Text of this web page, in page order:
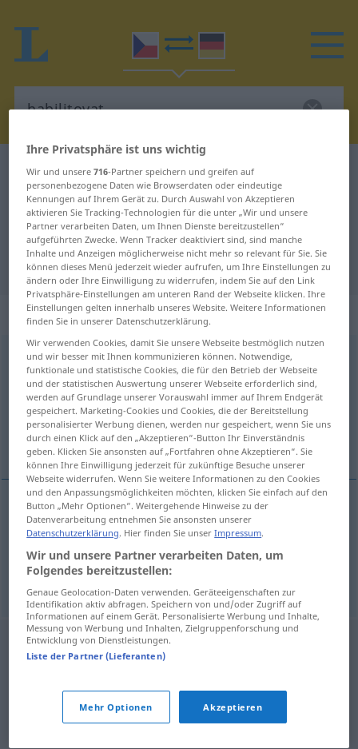
Tschechisch-Deutsch Wörterbuch habilitovat
Tschechisch-Deutsch Übersetzung
für "habilitovat"
"habilitovat" Deutsch Übersetzung
„habilitovat“
habilitovat <(im)pf;-tuji>
Übersicht aller Übersetzungen
(Für mehr Details die Übersetzung anklicken/antippen)
sich habilitieren
Beispiele
habilitovat se
sichhabilitieren
Ihre Privatsphäre ist uns wichtig
Wir und unsere716-Partner speichern und greifen auf
personenbezogene Daten wie Browserdaten oder eindeutige
Kennungen auf Ihrem Gerät zu. Durch Auswahl von Akzeptieren
aktivieren Sie Tracking-Technologien für die unter „Wir und unsere
Partner verarbeiten Daten, um Ihnen Dienste bereitzustellen“
aufgeführten Zwecke. Wenn Tracker deaktiviert sind, sind manche
Inhalte und Anzeigen möglicherweise nicht mehr so relevant für Sie. Sie
können dieses Menü jederzeit wieder aufrufen, um Ihre Einstellungen zu
ändern oder Ihre Einwilligung zu widerrufen, indem Sie auf den Link
Privatsphäre-Einstellungen am unteren Rand der Webseite klicken. Ihre
Einstellungen gelten innerhalb unseres Website. Weitere Informationen
finden Sie in unserer Datenschutzerklärung.
Wir verwenden Cookies, damit Sie unsere Webseite bestmöglich nutzen
und wir besser mit Ihnen kommunizieren können. Notwendige,
funktionale und statistische Cookies, die für den Betrieb der Webseite
und der statistischen Auswertung unserer Webseite erforderlich sind,
werden auf Grundlage unserer Vorauswahl immer auf Ihrem Endgerät
gespeichert. Marketing-Cookies und Cookies, die der Bereitstellung
personalisierter Werbung dienen, werden nur gespeichert, wenn Sie uns
durch einen Klick auf den „Akzeptieren“-Button Ihr Einverständnis
geben. Klicken Sie ansonsten auf „Fortfahren ohne Akzeptieren“. Sie
können Ihre Einwilligung jederzeit für zukünftige Besuche unserer
Webseite widerrufen. Wenn Sie weitere Informationen zu den Cookies
und den Anpassungsmöglichkeiten möchten, klicken Sie einfach auf den
Button „Mehr Optionen“. Weitergehende Hinweise zu der
Datenverarbeitung entnehmen Sie ansonsten unserer
Datenschutzerklärung. Hier finden Sie unserImpressum.
Wir und unsere Partner verarbeiten Daten, um
Folgendes bereitzustellen:
Genaue Geolocation-Daten verwenden. Geräteeigenschaften zur
Identifikation aktiv abfragen. Speichern von und/oder Zugriff auf
Informationen auf einem Gerät. Personalisierte Werbung und Inhalte,
Messung von Werbung und Inhalten, Zielgruppenforschung und
Entwicklung von Dienstleistungen.
Liste der Partner (Lieferanten)
Mehr Optionen Akzeptieren